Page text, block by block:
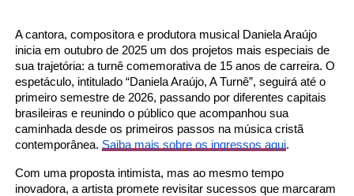
A cantora, compositora e produtora musical Daniela Araújo
inicia em outubro de 2025 um dos projetos mais especiais de
sua trajetória: a turnê comemorativa de 15 anos de carreira. O
espetáculo, intitulado “Daniela Araújo, A Turnê”, seguirá até o
primeiro semestre de 2026, passando por diferentes capitais
brasileiras e reunindo o público que acompanhou sua
caminhada desde os primeiros passos na música cristã
contemporânea. Saiba mais sobre os ingressos aqui.
Com uma proposta intimista, mas ao mesmo tempo
inovadora, a artista promete revisitar sucessos que marcaram